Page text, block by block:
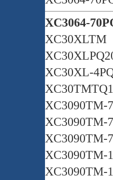
XC3064-
XC30XLTM
XC30XL-
XC3090TM-
XC3090TM-
XC3090TM-
XC3090TM-
XC3090TM-